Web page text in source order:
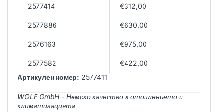
2577414 €312,00
2577886 €630,00
2576163 €975,00
2577582
€422,00
Артикулен номер: 2577411
WOLF GmbH - Немско качество в отоплението и
климатизацията